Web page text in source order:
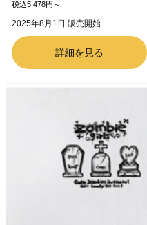
税込5,478円～
2025年8月1日 販売開始
詳細を見る